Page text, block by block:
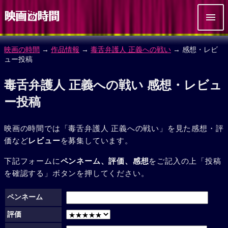
映画の時間 → 作品情報 → 毒舌弁護人 正義への戦い → 感想・レビ
ュー投稿
毒舌弁護人 正義への戦い 感想・レビュ
ー投稿
映画の時間では「毒舌弁護人 正義への戦い」を見た感想・評
価などレビューを募集しています。
下記フォームにペンネーム、評価、感想をご記入の上「投稿
を確認する」ボタンを押してください。
ペンネーム
評価